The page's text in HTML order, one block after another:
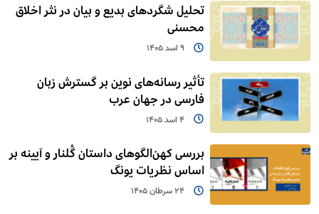
تحلیل شگردهای بدیع و بیان در نثر اخلاق
محسنی
9 اسد 1405
تأثیر رسانه‌های نوین بر گسترش زبان
فارسی در جهان عرب
4 اسد 1405
بررسی کهن‌الگوهای داستان گُلنار و آیینه بر
اساس نظریات یونگ
24 سرطان 1405